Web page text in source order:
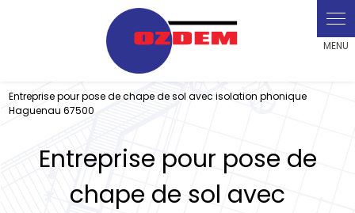
Entreprise pour pose de chape de sol avec isolation phonique
Haguenau 67500
Entreprise pour pose de
chape de sol avec
Panneau de gestion des cookies